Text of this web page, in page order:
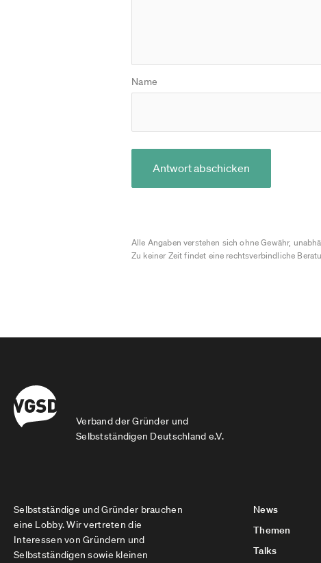
Name
Antwort abschicken
Alle Angaben verstehen sich ohne Gewähr,
Zu keiner Zeit findet eine rechtsverbindliche
Verband der Gründer und
Selbstständigen Deutschland e.V.
Selbstständige und Gründer brauchen
eine Lobby. Wir vertreten die
Interessen von Gründern und
Selbstständigen sowie kleinen
News
Themen
Talks